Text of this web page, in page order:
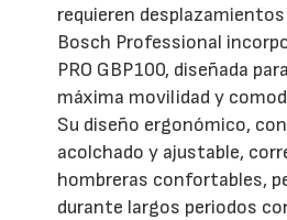
requieren
Bosch Professional
PRO GBP100, diseñada
máxima movilidad y
Su diseño ergonómico,
acolchado y ajustable,
hombreras confortables,
durante largos periodos